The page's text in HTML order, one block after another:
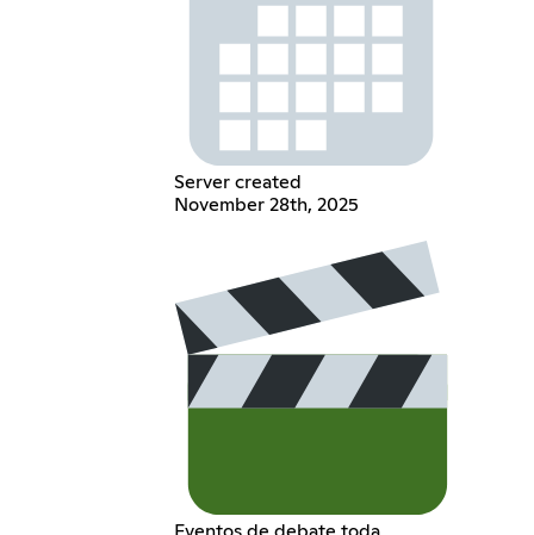
Server created
November 28th, 2025